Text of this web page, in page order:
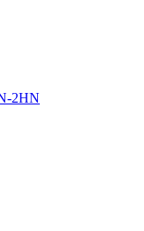
2HN